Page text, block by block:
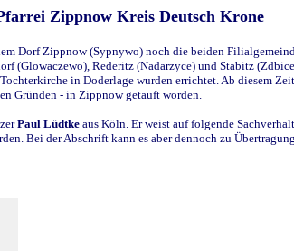
Zippnow Kreis Deutsch Krone
Dorf Zippnow (Sypnywo) noch die beiden
(Glowaczewo), Rederitz (Nadarzyce) und Stabitz
in Doderlage wurden errichtet. Ab diesem
Gründen - in Zippnow getauft worden.
Paul Lüdtke aus Köln. Er weist auf folgende
Bei der Abschrift kann es aber dennoch zu